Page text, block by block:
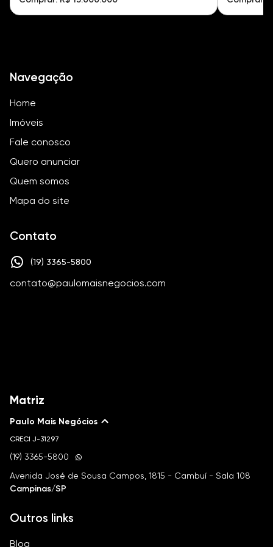
Navegação
Home
Imóveis
Fale conosco
Quero anunciar
Quem somos
Mapa do site
Contato
(19) 3365-5800
contato@paulomaisnegocios.com
Matriz
Paulo Mais Negócios
CRECI J-31297
(19) 3365-5800
Avenida José de Sousa Campos, 1815 - Cambuí - Sala 108
Campinas/SP
Outros links
Blog